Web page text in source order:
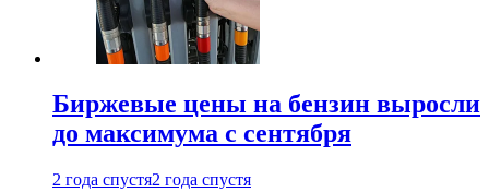
Биржевые цены на бензин выросли
до максимума с сентября
2 года спустя2 года спустя